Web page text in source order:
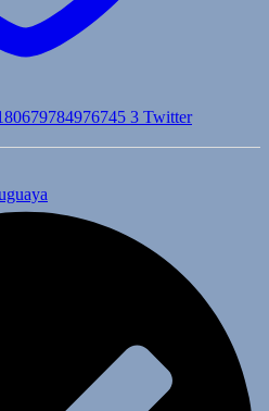
3 Twitter